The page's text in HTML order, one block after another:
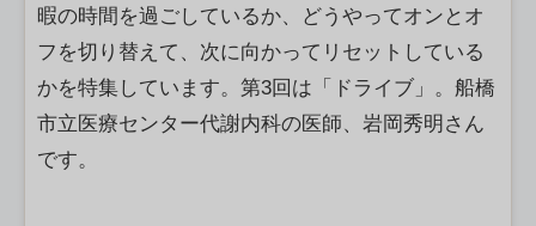
暇の時間を過ごしているか、どうやってオンとオ
フを切り替えて、次に向かってリセットしている
かを特集しています。第3回は「ドライブ」。船橋
市立医療センター代謝内科の医師、岩岡秀明さん
です。